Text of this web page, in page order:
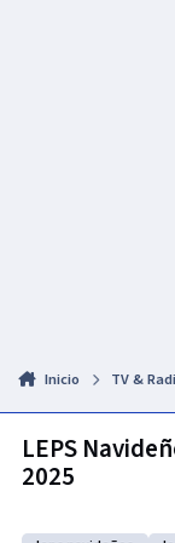
Inicio TV &
LEPS
2025